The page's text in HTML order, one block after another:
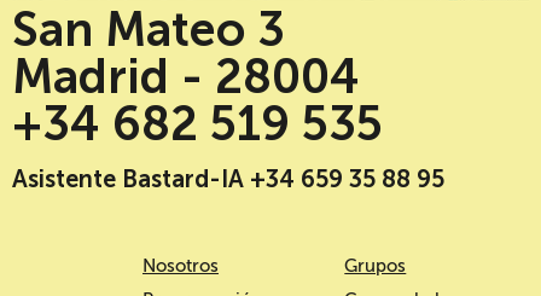
San Mateo 3
Madrid - 28004
+34 682 519 535
Asistente Bastard-IA +34 659 35 88 95
Nosotros
Grupos